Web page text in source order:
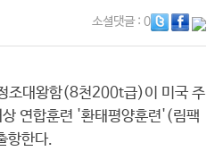
소셜댓글: 0
조대왕함(8천200t급)이 미국 주
연합훈련 '환태평양훈련'(림팩
항한다.